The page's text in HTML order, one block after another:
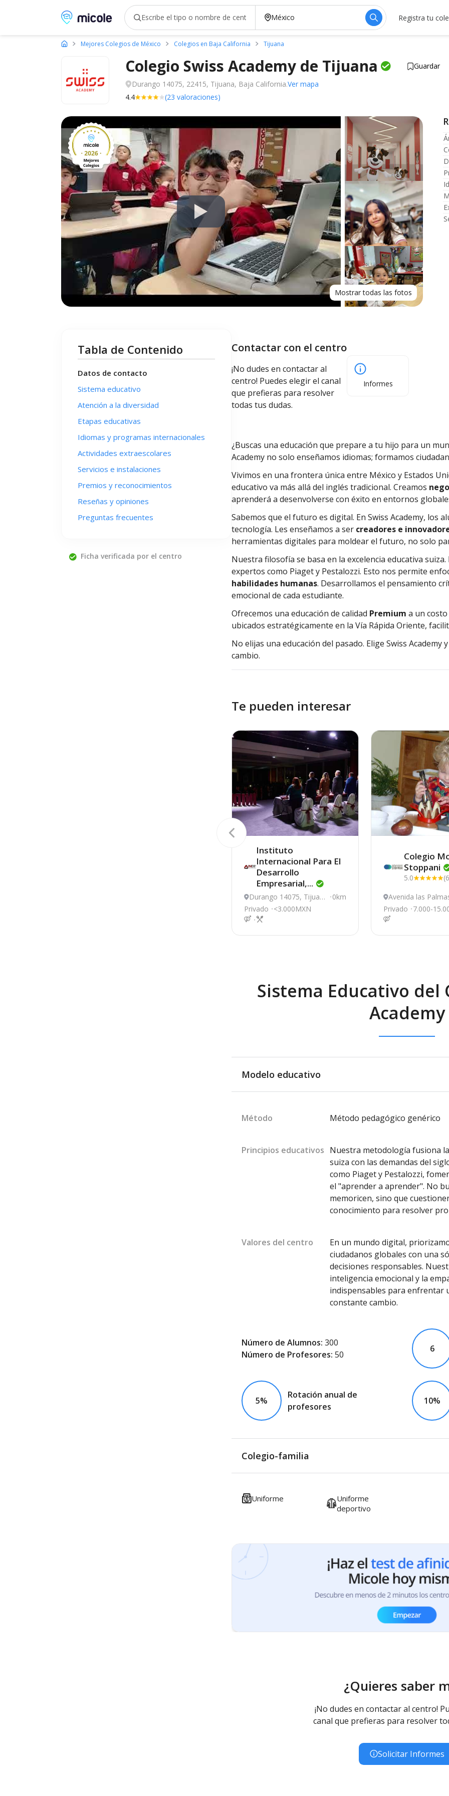
Micole, buscador de colegios Registra tu
Mejores Colegios de México Colegios en Baja California Tijuana
Colegio Swiss Academy de Tijuana Guardar
Durango 14075, 22415, Tijuana, Baja California.Ver mapa
4.4
(23 valoraciones)
Mostrar todas las fotos
Tabla de Contenido
Datos de contacto
Sistema educativo
Atención a la diversidad
Etapas educativas
Idiomas y programas internacionales
Actividades extraescolares
Servicios e instalaciones
Premios y reconocimientos
Reseñas y opiniones
Preguntas frecuentes
Ficha verificada por el centro
Contactar con el centro
¡No dudes en contactar al
centro! Puedes elegir el canal
que prefieras para resolver
todas tus dudas.
Informes
¿Buscas una educación que prepare a tu hijo para un
Academy no solo enseñamos idiomas; formamos
Vivimos en una frontera única entre México y Estados
educativo va más allá del inglés tradicional. Creamos
aprenderá a desenvolverse con éxito en entornos
Sabemos que el futuro es digital. En Swiss Academy, los
tecnología. Les enseñamos a ser creadores e
herramientas digitales para moldear el futuro, no solo
Nuestra filosofía se basa en la excelencia educativa
expertos como Piaget y Pestalozzi. Esto nos permite
habilidades humanas. Desarrollamos el pensamiento
emocional de cada estudiante.
Ofrecemos una educación de calidad Premium a un
ubicados estratégicamente en la Vía Rápida Oriente,
No elijas una educación del pasado. Elige Swiss
cambio.
Te pueden interesar
Instituto
Internacional Para El
Desarrollo
Empresarial,...
Durango 14075, Tijuan
a
0km
Privado
<3.000MXN
Colegio
Stoppani
5.0
Avenida las
809, Tijuana
Privado
7.000-
Sistema Educativo del
Academy
Modelo educativo
Método Método pedagógico genérico
Principios educativos Nuestra metodología fusiona
suiza con las demandas del
como Piaget y Pestalozzi,
el "aprender a aprender". No
memoricen, sino que
conocimiento para resolver
Valores del centro
En un mundo digital,
ciudadanos globales con una
decisiones responsables.
inteligencia emocional y la
indispensables para enfrentar
constante cambio.
Número de Alumnos: 300
Número de Profesores: 50
6
5%
Rotación anual de
profesores
10%
Colegio-familia
Uniforme
Uniforme
deportivo
¿Quieres saber
¡No dudes en contactar al centro!
canal que prefieras para resolver
Solicitar Informes